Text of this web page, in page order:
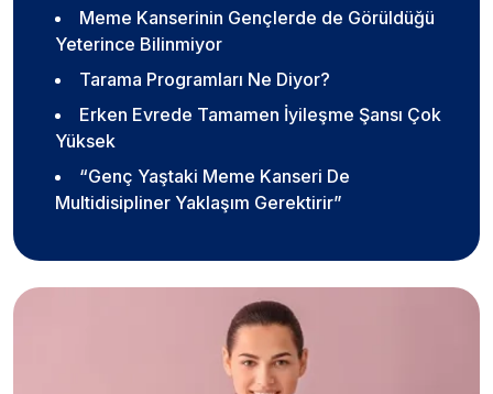
Meme Kanserinin Gençlerde de Görüldüğü
Yeterince Bilinmiyor
Tarama Programları Ne Diyor?
Erken Evrede Tamamen İyileşme Şansı Çok
Yüksek
“Genç Yaştaki Meme Kanseri De
Multidisipliner Yaklaşım Gerektirir”